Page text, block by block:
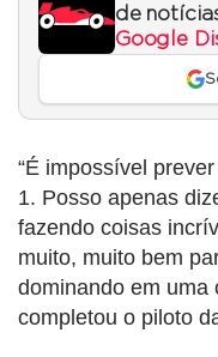
de
Google
“É impossível
1. Posso apenas
fazendo coisas
muito, muito bem
dominando em uma
completou o piloto